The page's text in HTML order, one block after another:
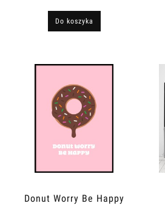
Do koszyka
Donut Worry Be Happy